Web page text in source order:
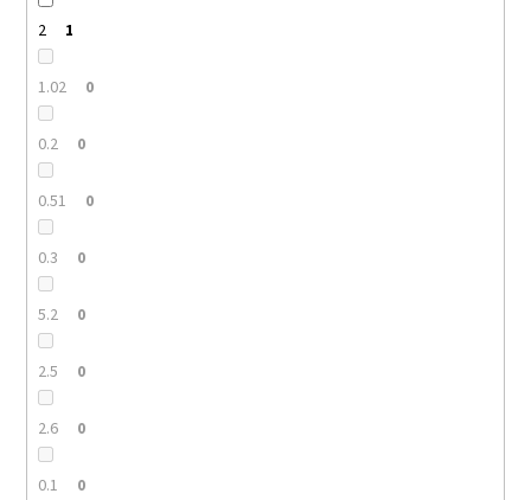
2 1
1.02 0
0.2 0
0.51 0
0.3 0
5.2 0
2.5 0
2.6 0
0.1 0